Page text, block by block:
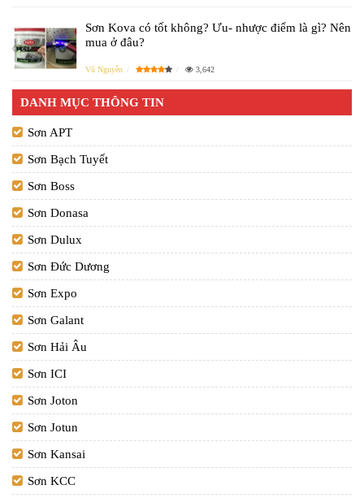
Sơn Kova có tốt không? Ưu- nhược điểm là gì? Nên
mua ở đâu?
Vũ Nguyễn 3,642
DANH MỤC THÔNG TIN
Sơn APT
Sơn Bạch Tuyết
Sơn Boss
Sơn Donasa
Sơn Dulux
Sơn Đức Dương
Sơn Expo
Sơn Galant
Sơn Hải Âu
Sơn ICI
Sơn Joton
Sơn Jotun
Sơn Kansai
Sơn KCC